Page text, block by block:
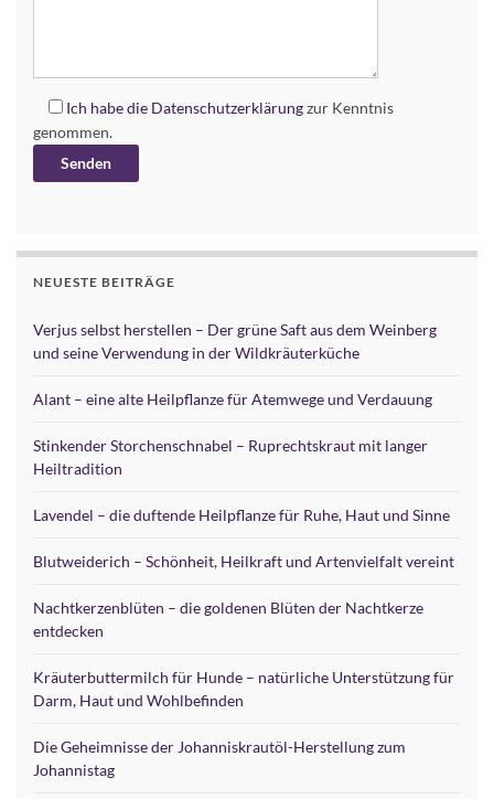
Ich habe die Datenschutzerklärungzur Kenntnis
genommen.
NEUESTE BEITRÄGE
Verjus selbst herstellen – Der grüne Saft aus dem Weinberg
und seine Verwendung in der Wildkräuterküche
Alant – eine alte Heilpflanze für Atemwege und Verdauung
Stinkender Storchenschnabel – Ruprechtskraut mit langer
Heiltradition
Lavendel – die duftende Heilpflanze für Ruhe, Haut und Sinne
Blutweiderich – Schönheit, Heilkraft und Artenvielfalt vereint
Nachtkerzenblüten – die goldenen Blüten der Nachtkerze
entdecken
Kräuterbuttermilch für Hunde – natürliche Unterstützung für
Darm, Haut und Wohlbefinden
Die Geheimnisse der Johanniskrautöl-Herstellung zum
Johannistag